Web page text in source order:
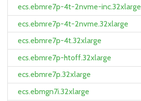
ecs.ebmre7p-4t-2nvme-inc.32xlarge
ecs.ebmre7p-4t-2nvme.32xlarge
ecs.ebmre7p-4t.32xlarge
ecs.ebmre7p-htoff.32xlarge
ecs.ebmre7p.32xlarge
ecs.ebmgn7i.32xlarge